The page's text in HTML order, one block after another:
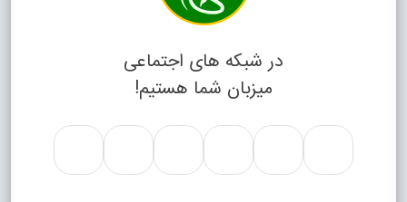
در شبکه های اجتماعی
میزبان شما هستیم!